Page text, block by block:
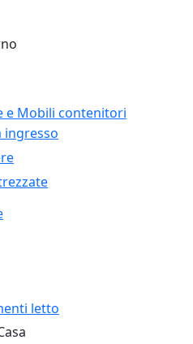
e Mobili contenitori
ingresso
letto